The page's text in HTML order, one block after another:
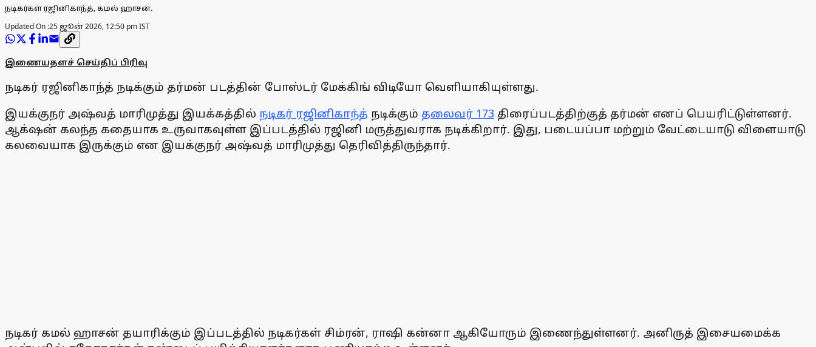
நடிகர்கள் ரஜினிகாந்த், கமல் ஹாசன்.
Updated On :25 ஜூன் 2026, 12:50 pm IST
இணையதளச் செய்திப் பிரிவு
நடிகர் ரஜினிகாந்த் நடிக்கும் தர்மன் படத்தின் போஸ்டர் மேக்கிங் விடியோ வெளியாகியுள்ளது.
இயக்குநர் அஷ்வத் மாரிமுத்து இயக்கத்தில் நடிகர் ரஜினிகாந்த் நடிக்கும் தலைவர் 173 திரைப்படத்திற்குத் தர்மன் எனப் பெயரிட்டுள்ளனர்.
ஆக்‌ஷன் கலந்த கதையாக உருவாகவுள்ள இப்படத்தில் ரஜினி மருத்துவராக நடிக்கிறார். இது, படையப்பா மற்றும் வேட்டையாடு விளையாடு
கலவையாக இருக்கும் என இயக்குநர் அஷ்வத் மாரிமுத்து தெரிவித்திருந்தார்.
நடிகர் கமல் ஹாசன் தயாரிக்கும் இப்படத்தில் நடிகர்கள் சிம்ரன், ராஷி கன்னா ஆகியோரும் இணைந்துள்ளனர். அனிருத் இசையமைக்க